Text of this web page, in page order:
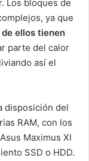
Los bloques de
ya que
ellos tienen
parte del calor
así el
disposición del
RAM, con los
Maximus XI
SSD o HDD.